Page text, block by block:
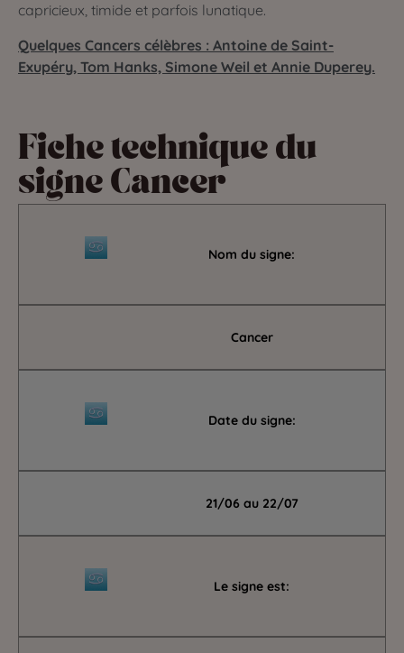
capricieux, timide et parfois lunatique.
Quelques Cancers célèbres : Antoine de Saint-
Exupéry, Tom Hanks, Simone Weil et Annie Duperey.
Fiche technique du
signe Cancer
Nom du signe:
Cancer
Date du signe:
21/06 au 22/07
Le signe est: